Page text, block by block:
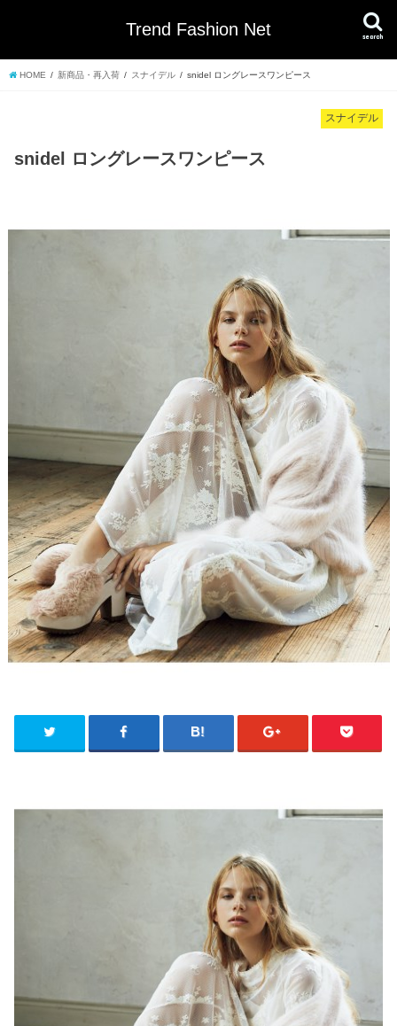
Trend Fashion Net search
HOME 新商品・再入荷 スナイデル snidel ロングレースワンピース
スナイデル
snidel ロングレースワンピース